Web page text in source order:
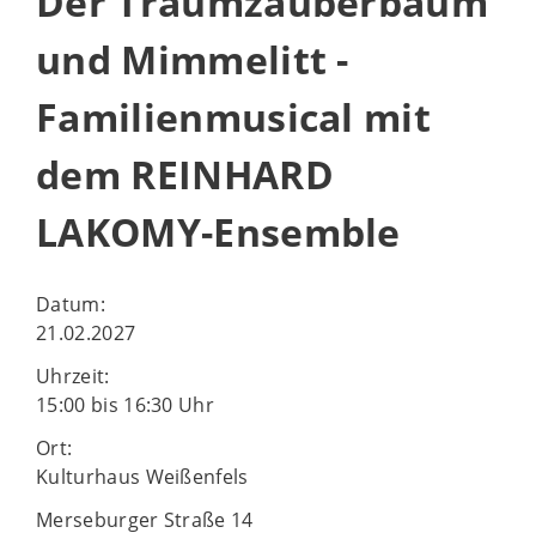
und Mimmelitt -
Familienmusical mit
dem REINHARD
LAKOMY-Ensemble
Datum:
21.02.2027
Uhrzeit:
15:00 bis 16:30 Uhr
Ort:
Kulturhaus Weißenfels
Merseburger Straße 14